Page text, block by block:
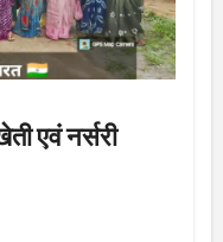
एवं नर्सरी